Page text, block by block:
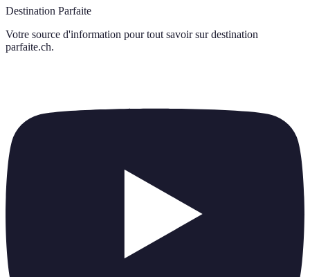
Destination Parfaite
Votre source d'information pour tout savoir sur destination
parfaite.ch.